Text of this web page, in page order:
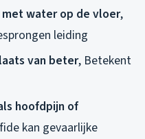
water op de vloer,
leiding
van beter, Betekent
hoofdpijn of
kan gevaarlijke